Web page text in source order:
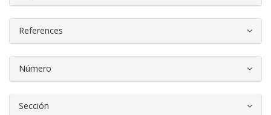
References
Número
Sección